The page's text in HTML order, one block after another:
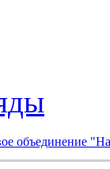
объединение